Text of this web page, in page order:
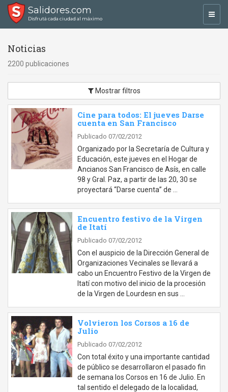
Salidores.com
Disfrutá cada ciudad al máximo
Noticias
2200 publicaciones
Mostrar filtros
Cine para todos: El jueves Darse
cuenta en San Francisco
Publicado 07/02/2012
Organizado por la Secretaría de Cultura y
Educación, este jueves en el Hogar de
Ancianos San Francisco de Asís, en calle
98 y Gral. Paz, a partir de las 20, 30 se
proyectará “Darse cuenta” de …
Encuentro festivo de la Virgen
de Itatí
Publicado 07/02/2012
Con el auspicio de la Dirección General de
Organizaciones Vecinales se llevará a
cabo un Encuentro Festivo de la Virgen de
Itatí con motivo del inicio de la procesión
de la Virgen de Lourdesn en sus …
Volvieron los Corsos a 16 de
Julio
Publicado 07/02/2012
Con total éxito y una importante cantidad
de público se desarrollaron el pasado fin
de semana los Corsos en 16 de Julio. En
tal sentido el delegado de la localidad,